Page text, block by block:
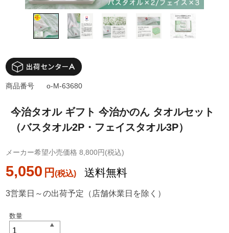
今治タオル ギフト 今治かのん タオルセット
（バスタオル2P・フェイスタオル3P）
メーカー希望小売価格 8,800円(税込)
5,050 円 送料無料
商品番号 o-M-63680
3営業日～の出荷予定（店舗休業日を除く）